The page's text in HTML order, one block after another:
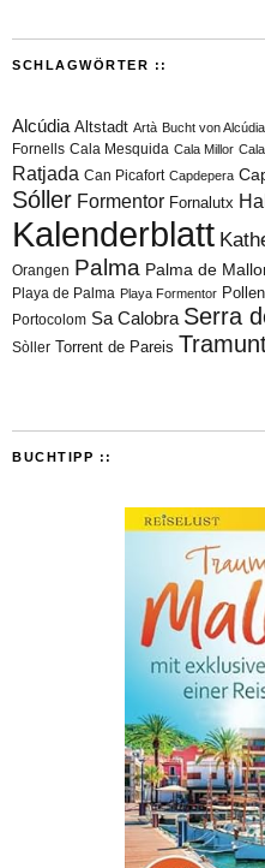
SCHLAGWÖRTER ::
Alcúdia Altstadt Artà Bucht von Alcúdia
Fornells Cala Mesquida Cala Millor
Ratjada Can Picafort Capdepera
Sóller Formentor Fornalutx
Kalenderblatt
Orangen Palma Palma de
Playa de Palma Playa Formentor
Portocolom Sa Calobra Serra
Sòller Torrent de Pareis
BUCHTIPP ::